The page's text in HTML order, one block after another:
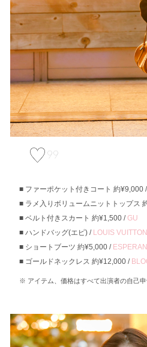
99
ファーポケット付きコート 約¥9,000 /
ラメ入りボリュームニットトップス
ベルト付きスカート 約¥1,500 /GU
ハンドバッグ(エピ) / LOUIS VUITTON
ショートブーツ 約¥5,000 /
ゴールドネックレス 約¥12,000 /
アイテム、価格はすべて出演者の自己申